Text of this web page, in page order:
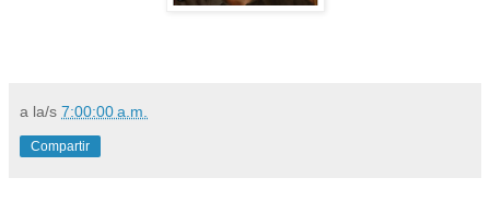
a la/s 7:00:00 a.m.
Compartir